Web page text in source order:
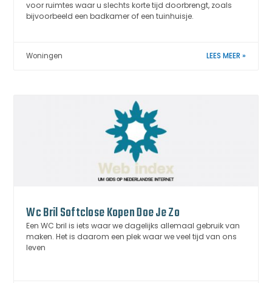
voor ruimtes waar u slechts korte tijd doorbrengt, zoals
bijvoorbeeld een badkamer of een tuinhuisje.
Woningen LEES MEER »
Wc Bril Softclose Kopen Doe Je Zo
Een WC bril is iets waar we dagelijks allemaal gebruik van
maken. Het is daarom een plek waar we veel tijd van ons
leven